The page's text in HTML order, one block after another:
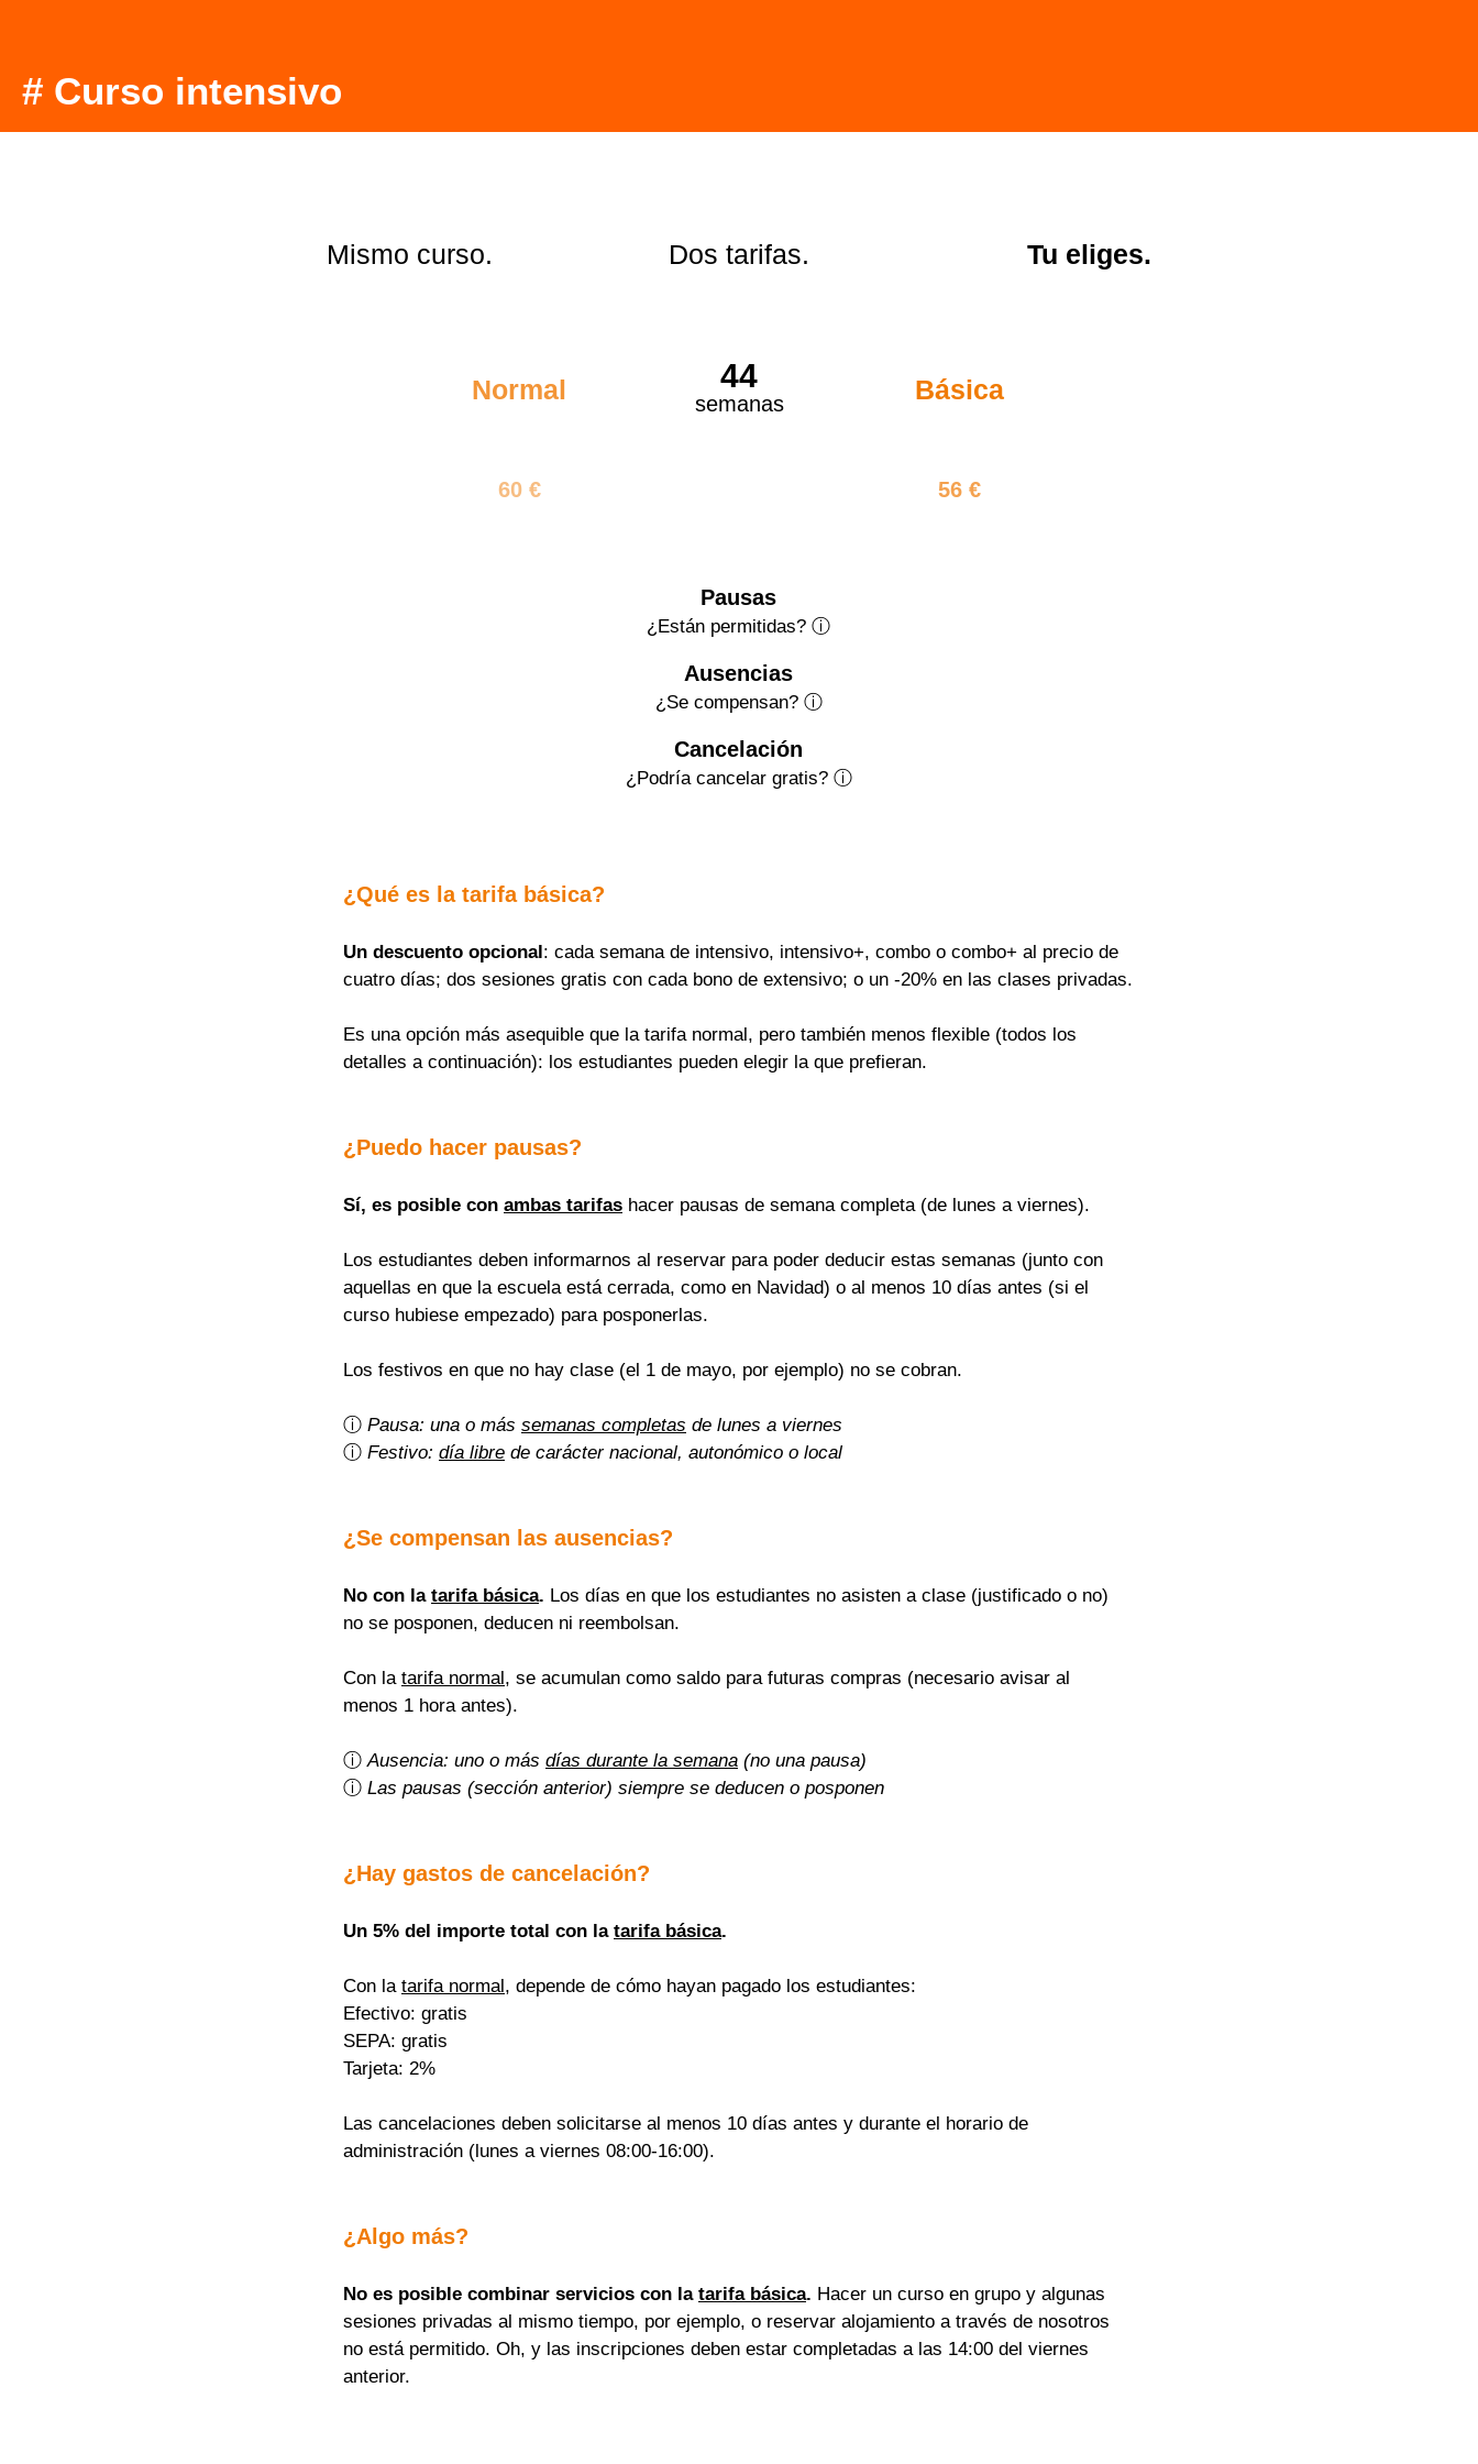
# Curso intensivo
Mismo curso. Dos tarifas. Tu eliges.
44
semanas
Normal Básica
60 € 56 €
Pausas
¿Están permitidas? ⓘ
Ausencias
¿Se compensan? ⓘ
Cancelación
¿Podría cancelar gratis?ⓘ
¿Qué es la tarifa básica?
Un descuento opcional: cada semana de intensivo, intensivo+, combo o combo+ al precio de
cuatro días; dos sesiones gratis con cada bono de extensivo; o un -20% en las clases privadas.
Es una opción más asequible que la tarifa normal, pero también menos flexible (todos los
detalles a continuación): los estudiantes pueden elegir la que prefieran.
¿Puedo hacer pausas?
Sí, es posible con ambas tarifas hacer pausas de semana completa (de lunes a viernes).
Los estudiantes deben informarnos al reservar para poder deducir estas semanas (junto con
aquellas en que la escuela está cerrada, como en Navidad) o al menos 10 días antes (si el
curso hubiese empezado) para posponerlas.
Los festivos en que no hay clase (el 1 de mayo, por ejemplo) no se cobran.
ⓘ Pausa: una o más semanas completas de lunes a viernes
ⓘ Festivo: día libre de carácter nacional, autonómico o local
¿Se compensan las ausencias?
No con la tarifa básica. Los días en que los estudiantes no asisten a clase (justificado o no)
no se posponen, deducen ni reembolsan.
Con la tarifa normal, se acumulan como saldo para futuras compras (necesario avisar al
menos 1 hora antes).
ⓘ Ausencia: uno o más días durante la semana (no una pausa)
ⓘ Las pausas (sección anterior) siempre se deducen o posponen
¿Hay gastos de cancelación?
Un 5% del importe total con la tarifa básica.
Con la tarifa normal, depende de cómo hayan pagado los estudiantes:
Efectivo: gratis
SEPA: gratis
Tarjeta: 2%
Las cancelaciones deben solicitarse al menos 10 días antes y durante el horario de
administración (lunes a viernes 08:00-16:00).
¿Algo más?
No es posible combinar servicios con la tarifa básica. Hacer un curso en grupo y algunas
sesiones privadas al mismo tiempo, por ejemplo, o reservar alojamiento a través de nosotros
no está permitido. Oh, y las inscripciones deben estar completadas a las 14:00 del viernes
anterior.